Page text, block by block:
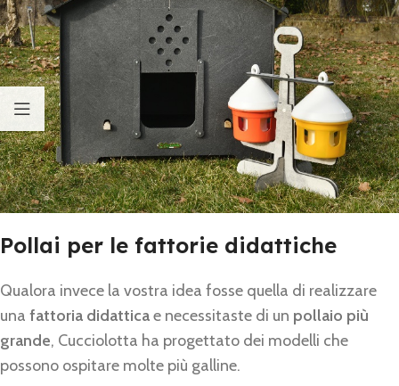
Pollai per le fattorie didattiche
Qualora invece la vostra idea fosse quella di realizzare
una fattoria didatticae necessitaste di un pollaio più
grande, Cucciolotta ha progettato dei modelli che
possono ospitare molte più galline.